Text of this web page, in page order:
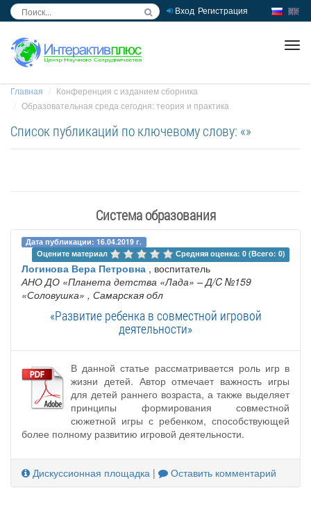
Вход Регистрация
Главная
Конференция с изданием сборника
Образовательная среда сегодня: теория и практика
Список публикаций по ключевому слову: «»
Система образования
Дата публикации: 16.04.2019 г.
Оцените материал
Средняя оценка: 0 (Всего: 0)
Логинова Вера Петровна , воспитатель
АНО ДО «Планета детства «Лада» – Д/C №159
«Соловушка» , Самарская обл
«Развитие ребенка в совместной игровой
деятельности»
В данной статье рассматривается роль игр в
жизни детей. Автор отмечает важность игры
для детей раннего возраста, а также выделяет
принципы формирования совместной
сюжетной игры с ребенком, способствующей
более полному развитию игровой деятельности.
Дискуссионная площадка | Оставить комментарий